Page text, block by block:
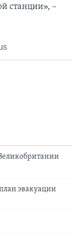
станции», –
эвакуации